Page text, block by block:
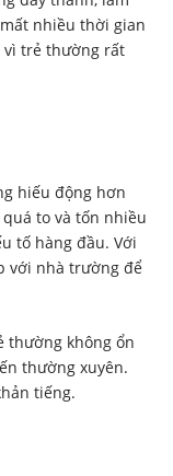
nhiều thời gian
vì trẻ thường rất
hiếu động hơn
to và tốn nhiều
tố hàng đầu. Với
với nhà trường để
thường không ổn
thường xuyên.
tiếng.